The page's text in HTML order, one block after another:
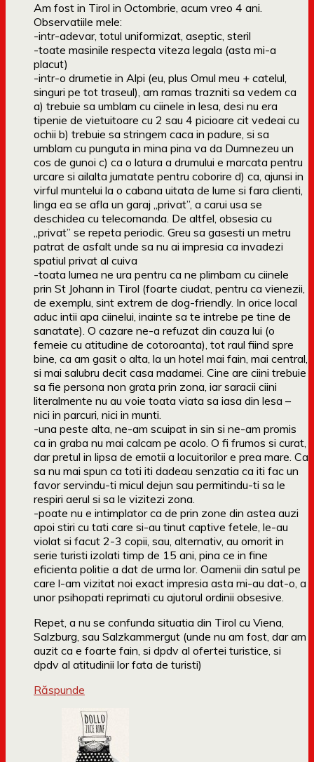
Am fost in Tirol in Octombrie, acum vreo 4 ani.
Observatiile mele:
-intr-adevar, totul uniformizat, aseptic, steril
-toate masinile respecta viteza legala (asta mi-a
placut)
-intr-o drumetie in Alpi (eu, plus Omul meu + catelul,
singuri pe tot traseul), am ramas trazniti sa vedem ca
a) trebuie sa umblam cu ciinele in lesa, desi nu era
tipenie de vietuitoare cu 2 sau 4 picioare cit vedeai cu
ochii b) trebuie sa stringem caca in padure, si sa
umblam cu punguta in mina pina va da Dumnezeu un
cos de gunoi c) ca o latura a drumului e marcata pentru
urcare si ailalta jumatate pentru coborire d) ca, ajunsi in
virful muntelui la o cabana uitata de lume si fara clienti,
linga ea se afla un garaj „privat”, a carui usa se
deschidea cu telecomanda. De altfel, obsesia cu
„privat” se repeta periodic. Greu sa gasesti un metru
patrat de asfalt unde sa nu ai impresia ca invadezi
spatiul privat al cuiva
-toata lumea ne ura pentru ca ne plimbam cu ciinele
prin St Johann in Tirol (foarte ciudat, pentru ca vienezii,
de exemplu, sint extrem de dog-friendly. In orice local
aduc intii apa ciinelui, inainte sa te intrebe pe tine de
sanatate). O cazare ne-a refuzat din cauza lui (o
femeie cu atitudine de cotoroanta), tot raul fiind spre
bine, ca am gasit o alta, la un hotel mai fain, mai central,
si mai salubru decit casa madamei. Cine are ciini trebuie
sa fie persona non grata prin zona, iar saracii ciini
literalmente nu au voie toata viata sa iasa din lesa –
nici in parcuri, nici in munti.
-una peste alta, ne-am scuipat in sin si ne-am promis
ca in graba nu mai calcam pe acolo. O fi frumos si curat,
dar pretul in lipsa de emotii a locuitorilor e prea mare. Ca
sa nu mai spun ca toti iti dadeau senzatia ca iti fac un
favor servindu-ti micul dejun sau permitindu-ti sa le
respiri aerul si sa le vizitezi zona.
-poate nu e intimplator ca de prin zone din astea auzi
apoi stiri cu tati care si-au tinut captive fetele, le-au
violat si facut 2-3 copii, sau, alternativ, au omorit in
serie turisti izolati timp de 15 ani, pina ce in fine
eficienta politie a dat de urma lor. Oamenii din satul pe
care l-am vizitat noi exact impresia asta mi-au dat-o, a
unor psihopati reprimati cu ajutorul ordinii obsesive.
Repet, a nu se confunda situatia din Tirol cu Viena,
Salzburg, sau Salzkammergut (unde nu am fost, dar am
auzit ca e foarte fain, si dpdv al ofertei turistice, si
dpdv al atitudinii lor fata de turisti)
Răspunde